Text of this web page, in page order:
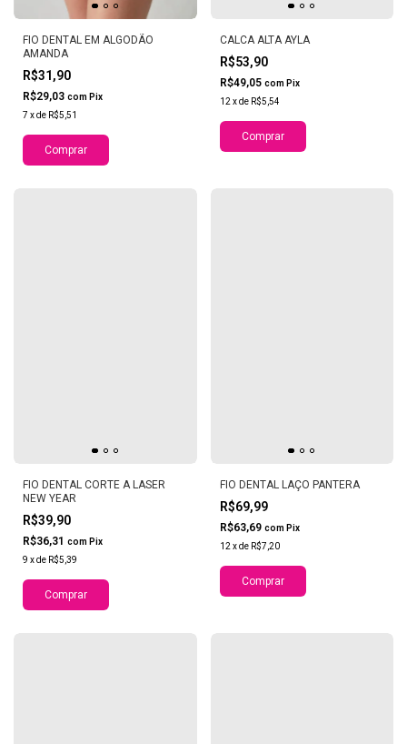
FIO DENTAL EM ALGODÃO
AMANDA
R$31,90
R$29,03 com Pix
7 xde R$5,51
Comprar
CALCA ALTA AYLA
R$53,90
R$49,05 com Pix
12 xde R$5,54
Comprar
FIO DENTAL CORTE A LASER
NEW YEAR
R$39,90
R$36,31 com Pix
9 xde R$5,39
Comprar
FIO DENTAL LAÇO PANTERA
R$69,99
R$63,69 com Pix
12 xde R$7,20
Comprar